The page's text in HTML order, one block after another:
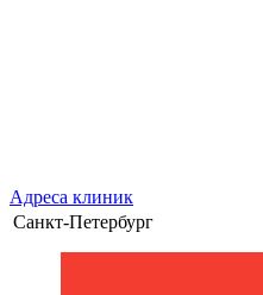
Адреса клиник
Санкт-Петербург